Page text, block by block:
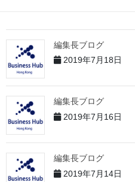
編集長ブログ
2019年7月18日
編集長ブログ
2019年7月16日
編集長ブログ
2019年7月14日